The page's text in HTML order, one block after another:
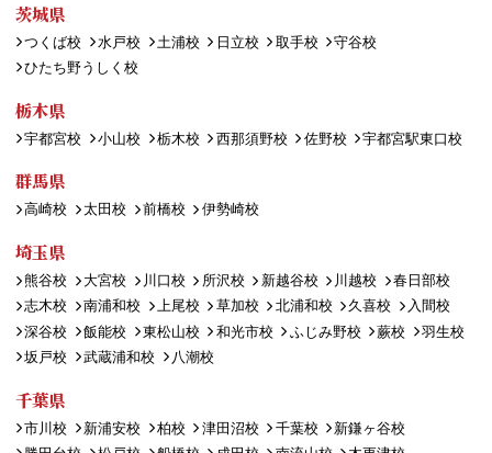
茨城県
つくば校 水戸校 土浦校 日立校 取手校
守谷校
ひたち野うしく校
栃木県
宇都宮校 小山校 栃木校 西那須野校 佐野校 宇都宮駅東口校
群馬県
高崎校 太田校 前橋校 伊勢崎校
埼玉県
熊谷校 大宮校 川口校 所沢校 新越谷校 川越校
春日部校
志木校
南浦和校 上尾校 草加校 北浦和校 久喜校
入間校
深谷校
飯能校 東松山校 和光市校 ふじみ野校 蕨校
羽生校
坂戸校
武蔵浦和校 八潮校
千葉県
市川校 新浦安校 柏校 津田沼校 千葉校
新鎌ヶ谷校